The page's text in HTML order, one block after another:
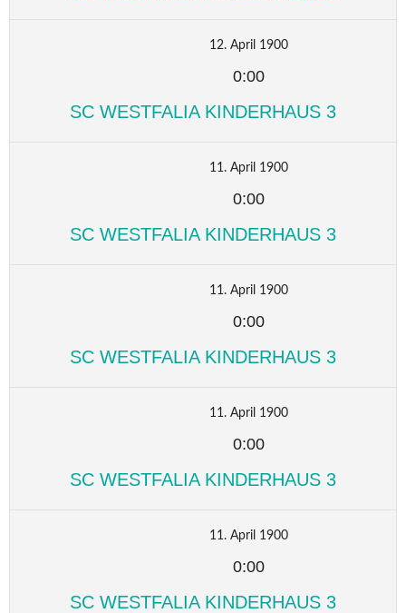
12. April 1900
0:00
SC WESTFALIA KINDERHAUS 3
11. April 1900
0:00
SC WESTFALIA KINDERHAUS 3
11. April 1900
0:00
SC WESTFALIA KINDERHAUS 3
11. April 1900
0:00
SC WESTFALIA KINDERHAUS 3
11. April 1900
0:00
SC WESTFALIA KINDERHAUS 3